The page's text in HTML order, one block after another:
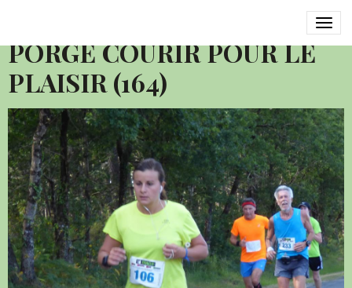
2016 SEMI MARATHON LE
PORGE COURIR POUR LE
PLAISIR (164)